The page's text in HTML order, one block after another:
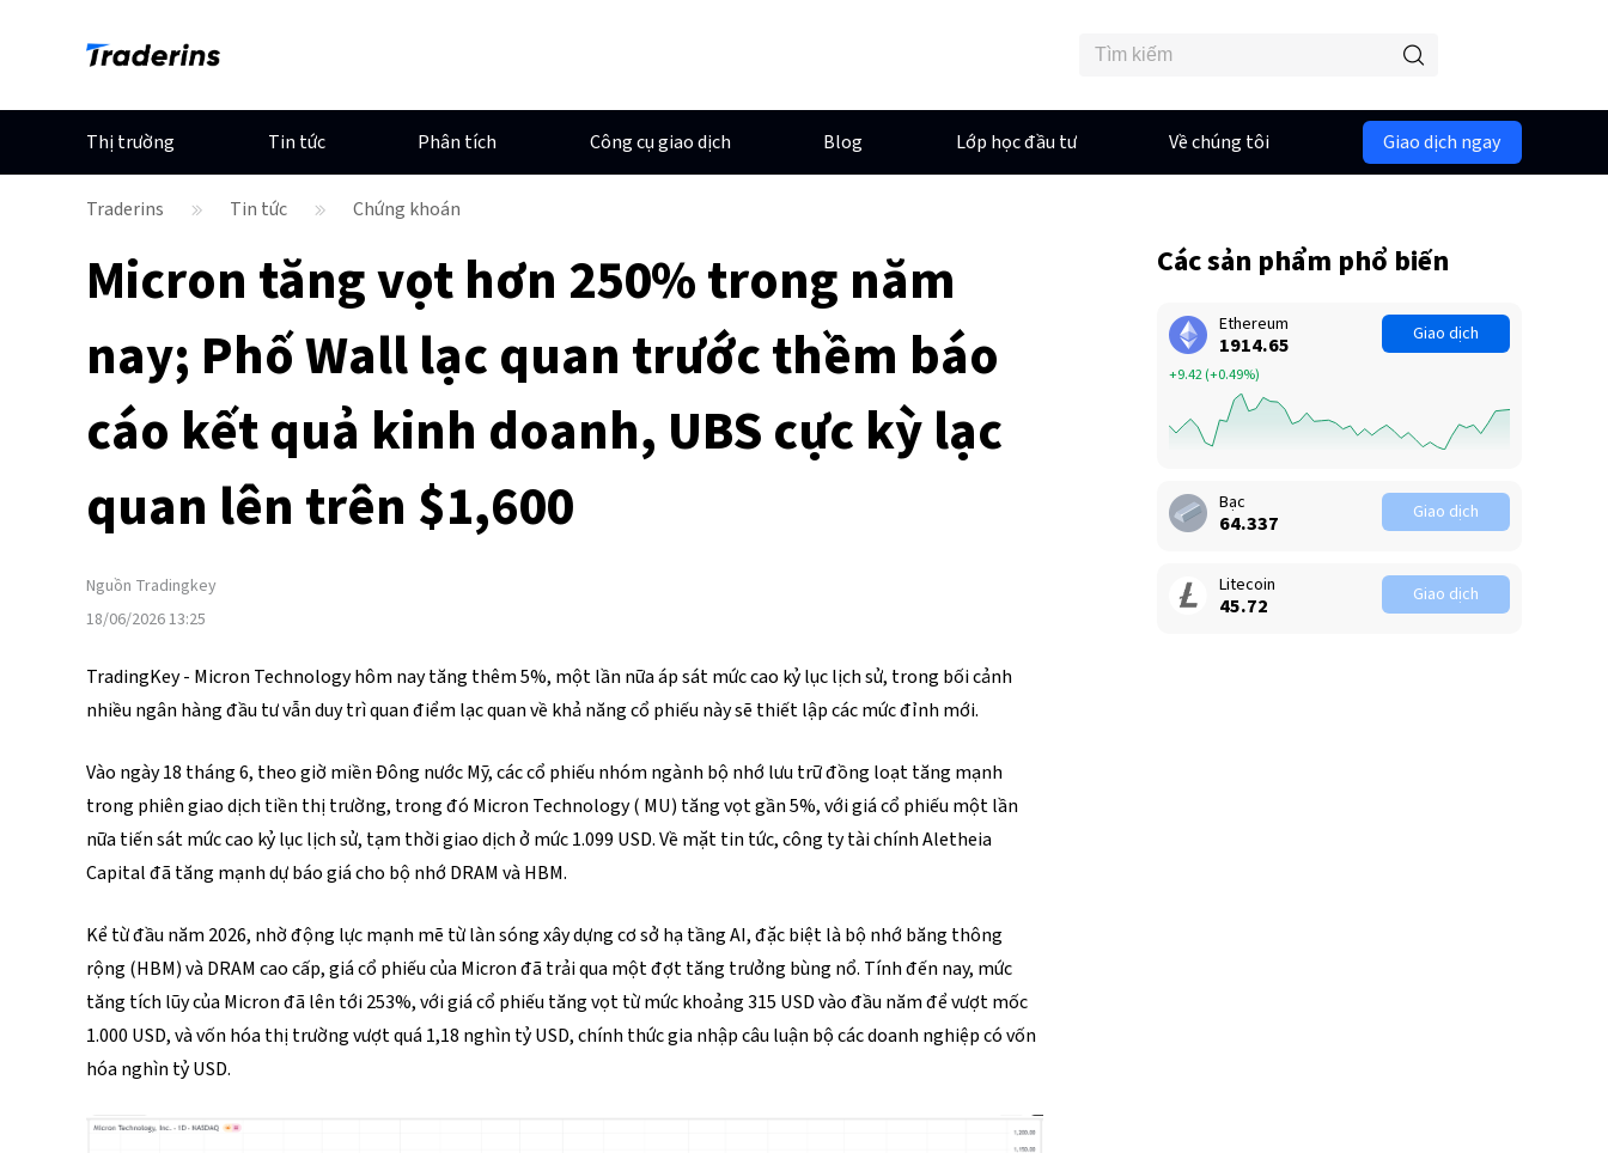
Thị trường Tin tức Phân tích Công cụ giao dịch Blog Lớp học đầu tư Về chúng tôi Giao dịch ngay
Traderins Tin tức Chứng khoán
Micron tăng vọt hơn 250% trong năm
nay; Phố Wall lạc quan trước thềm báo
cáo kết quả kinh doanh, UBS cực kỳ lạc
quan lên trên $1,600
Nguồn Tradingkey
18/06/2026 13:25
TradingKey - Micron Technology hôm nay tăng thêm 5%, một lần nữa áp sát mức cao kỷ lục lịch sử, trong bối cảnh
nhiều ngân hàng đầu tư vẫn duy trì quan điểm lạc quan về khả năng cổ phiếu này sẽ thiết lập các mức đỉnh mới.
Vào ngày 18 tháng 6, theo giờ miền Đông nước Mỹ, các cổ phiếu nhóm ngành bộ nhớ lưu trữ đồng loạt tăng mạnh
trong phiên giao dịch tiền thị trường, trong đó Micron Technology ( MU) tăng vọt gần 5%, với giá cổ phiếu một lần
nữa tiến sát mức cao kỷ lục lịch sử, tạm thời giao dịch ở mức 1.099 USD. Về mặt tin tức, công ty tài chính Aletheia
Capital đã tăng mạnh dự báo giá cho bộ nhớ DRAM và HBM.
Kể từ đầu năm 2026, nhờ động lực mạnh mẽ từ làn sóng xây dựng cơ sở hạ tầng AI, đặc biệt là bộ nhớ băng thông
rộng (HBM) và DRAM cao cấp, giá cổ phiếu của Micron đã trải qua một đợt tăng trưởng bùng nổ. Tính đến nay, mức
tăng tích lũy của Micron đã lên tới 253%, với giá cổ phiếu tăng vọt từ mức khoảng 315 USD vào đầu năm để vượt mốc
1.000 USD, và vốn hóa thị trường vượt quá 1,18 nghìn tỷ USD, chính thức gia nhập câu luận bộ các doanh nghiệp có vốn
hóa nghìn tỷ USD.
Các sản phẩm phổ biến
Ethereum
1914.65
+9.42(+0.49%)
Giao dịch
Bạc
64.337 Giao dịch
Litecoin
45.72 Giao dịch